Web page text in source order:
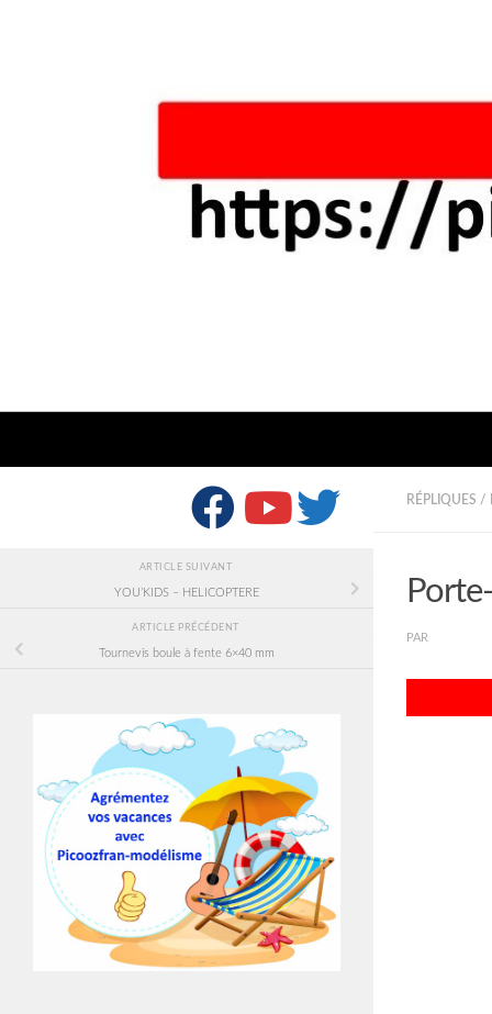
RÉPLIQUES /
PAR
ARTICLE SUIVANT
YOU’KIDS – HELICOPTERE
ARTICLE PRÉCÉDENT
Tournevis boule à fente 6×40 mm